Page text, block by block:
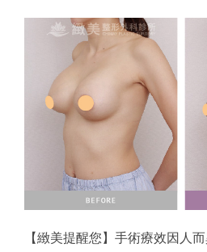
【緻美提醒您】手術療效因人